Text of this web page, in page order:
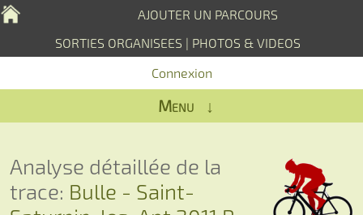
AJOUTER UN PARCOURS
SORTIES ORGANISEES | PHOTOS & VIDEOS
Connexion
Menu ↓
Analyse détaillée de la
trace: Bulle - Saint-